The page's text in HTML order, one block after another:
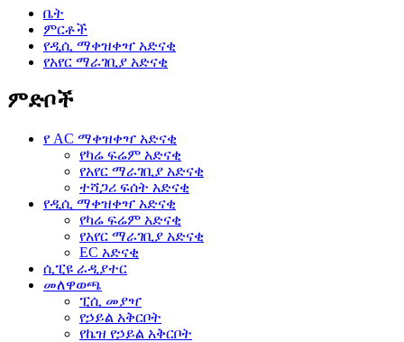
ቤት
ምርቶች
የዲሲ ማቀዝቀዣ አድናቂ
የአየር ማራገቢያ አድናቂ
ምድቦች
የ AC ማቀዝቀዣ አድናቂ
የካሬ ፍሬም አድናቂ
የአየር ማራገቢያ አድናቂ
ተሻጋሪ ፍሰት አድናቂ
የዲሲ ማቀዝቀዣ አድናቂ
የካሬ ፍሬም አድናቂ
የአየር ማራገቢያ አድናቂ
EC አድናቂ
ሲፒዩ ራዲያተር
መለዋወጫ
ፒሲ መያዣ
የኃይል አቅርቦት
የኬዝ የኃይል አቅርቦት